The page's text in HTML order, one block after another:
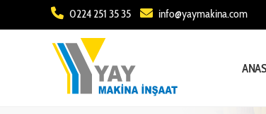
0224 251 35 35 info@yaymakina.com